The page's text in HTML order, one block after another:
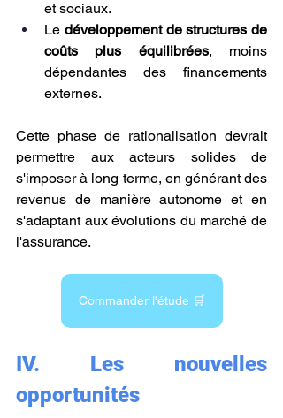
et sociaux.
Le développement de structures de
coûts plus équilibrées, moins
dépendantes des financements
externes.
Cette phase de rationalisation devrait
permettre aux acteurs solides de
s'imposer à long terme, en générant des
revenus de manière autonome et en
s'adaptant aux évolutions du marché de
l'assurance.
Commander l'étude 🛒
IV.
Les nouvelles
opportunités